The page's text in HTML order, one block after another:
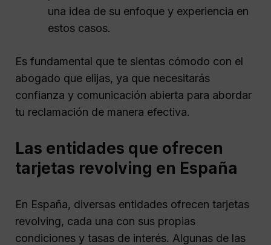
una idea de su enfoque y experiencia en
estos casos.
Es fundamental que te sientas cómodo con el
abogado que elijas, ya que necesitarás
confianza y comunicación abierta para abordar
tu reclamación de manera efectiva.
Las entidades que ofrecen
tarjetas revolving en España
En España, diversas entidades ofrecen tarjetas
revolving, cada una con sus propias
condiciones y tasas de interés. Algunas de las